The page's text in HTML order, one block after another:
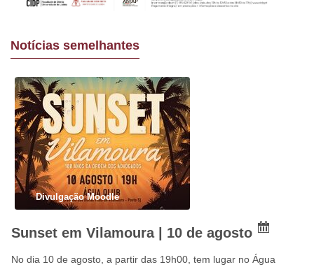
Notícias semelhantes
Divulgação Moodle
Sunset em Vilamoura | 10 de agosto
No dia 10 de agosto, a partir das 19h00, tem lugar no Água